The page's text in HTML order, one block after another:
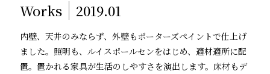
Works 2019.01
内壁、天井のみならず、外壁もポーターズペイントで仕上げ
ました。照明も、ルイスポールセンをはじめ、適材適所に配
置。置かれる家具が生活のしやすさを演出します。床材もデ